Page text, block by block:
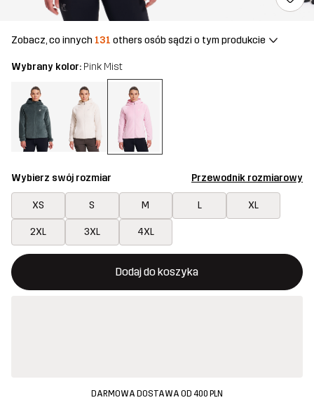
Zobacz, co innych 131 others osób sądzi o tym produkcie
Wybrany kolor: Pink Mist
Wybierz swój rozmiar Przewodnik rozmiarowy
XS S M L XL
2XL 3XL 4XL
Dodaj do koszyka
Ten przycisk otworzy nowe okno, w którym można
{{size}} nie jest dostępny
DARMOWA DOSTAWA OD 400 PLN